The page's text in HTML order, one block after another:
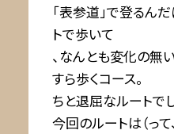
「表参道」で登るん
トで歩いて
、なんとも変化の無
すら歩くコース。
ちと退屈なルートで
今回のルートは（っ